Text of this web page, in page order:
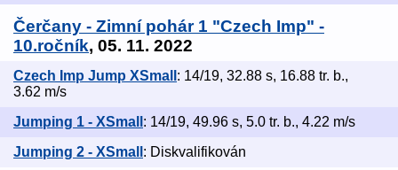
Čerčany - Zimní pohár 1 "Czech Imp" -
10.ročník, 05. 11. 2022
Czech Imp Jump XSmall : 14/19, 32.88 s, 16.88 tr. b.,
3.62 m/s
Jumping 1 - XSmall : 14/19, 49.96 s, 5.0 tr. b., 4.22 m/s
Jumping 2 - XSmall : Diskvalifikován